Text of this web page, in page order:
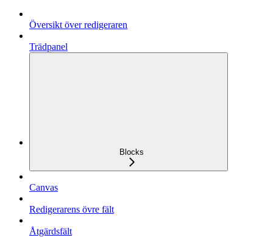
Översikt över redigeraren
Trädpanel
Blocks
Canvas
Redigerarens övre fält
Åtgärdsfält